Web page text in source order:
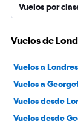
Vuelos por
Vuelos de
Vuelos a Londres
Vuelos a
Vuelos desde
Vuelos desde